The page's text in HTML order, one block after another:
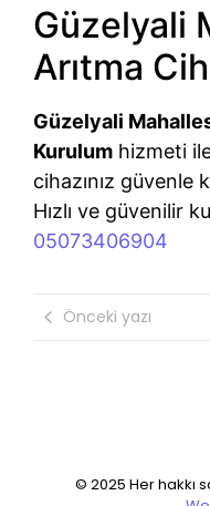
Güzelyali
Arıtma
Güzelyali
Kurulum hizmeti
cihazınız güvenle
Hızlı ve güvenilir
05073406904
Önceki yazı
© 2025 Her hakkı